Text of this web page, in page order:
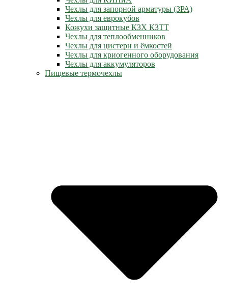
Чехлы для запорной арматуры (ЗРА)
Чехлы для еврокубов
Кожухи защитные КЗХ КЗТТ
Чехлы для теплообменников
Чехлы для цистерн и ёмкостей
Чехлы для криогенного оборудования
Чехлы для аккумуляторов
Пищевые термочехлы